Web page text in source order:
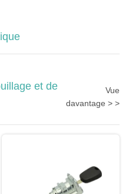
et de
Vue
davantage > >